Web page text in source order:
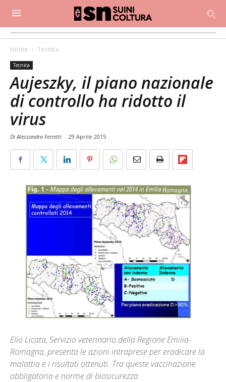
Home Tecnica
Tecnica
Aujeszky, il piano nazionale
di controllo ha ridotto il
virus
Di Alessandra Ferretti - 29 Aprile 2015
Elio Licata, Servizio veterinario della Regione Emilia-
Romagna, presenta le azioni intraprese per eradicare la
malattia e i risultati ottenuti. Tra queste vaccinazione
obbligatoria e norme di biosicurezza